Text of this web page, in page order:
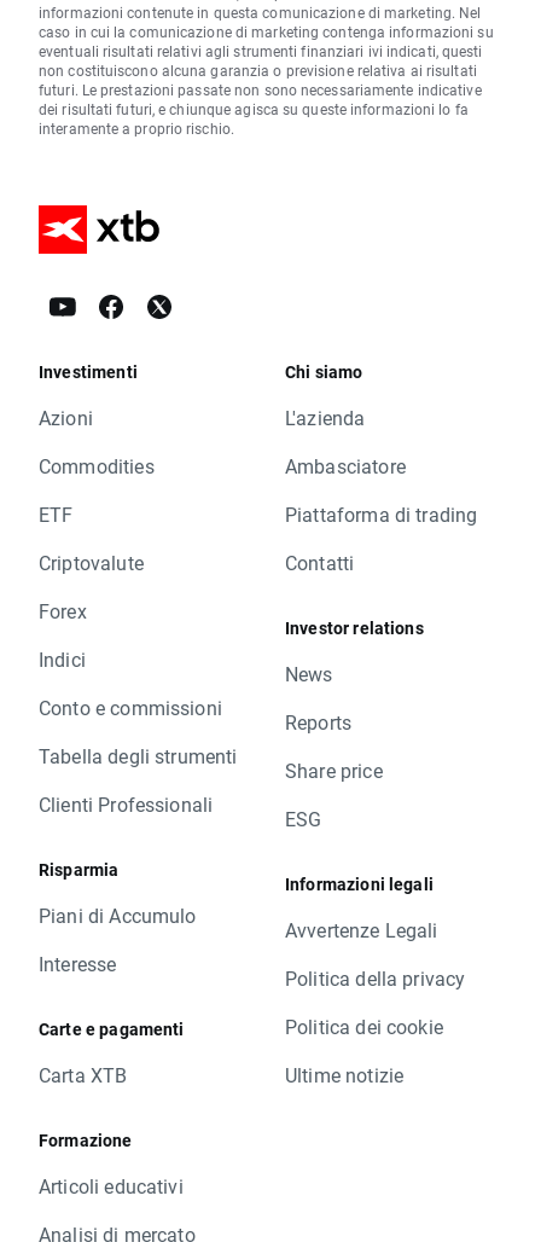
informazioni contenute in questa comunicazione di marketing. Nel
caso in cui la comunicazione di marketing contenga informazioni su
eventuali risultati relativi agli strumenti finanziari ivi indicati, questi
non costituiscono alcuna garanzia o previsione relativa ai risultati
futuri. Le prestazioni passate non sono necessariamente indicative
dei risultati futuri, e chiunque agisca su queste informazioni lo fa
interamente a proprio rischio.
Investimenti
Azioni
Commodities
ETF
Criptovalute
Forex
Indici
Conto e commissioni
Tabella degli strumenti
Clienti Professionali
Risparmia
Piani di Accumulo
Interesse
Carte e pagamenti
Carta XTB
Formazione
Articoli educativi
Analisi di mercato
Chi siamo
L'azienda
Ambasciatore
Piattaforma di trading
Contatti
Investor relations
News
Reports
Share price
ESG
Informazioni legali
Avvertenze Legali
Politica della privacy
Politica dei cookie
Ultime notizie